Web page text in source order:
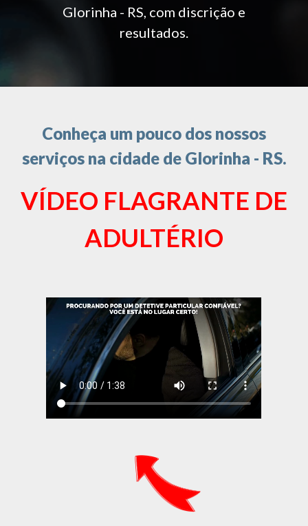
Glorinha - RS, com discrição e
resultados.
Conheça um pouco dos nossos
serviços na cidade de Glorinha - RS.
VÍDEO FLAGRANTE DE
ADULTÉRIO